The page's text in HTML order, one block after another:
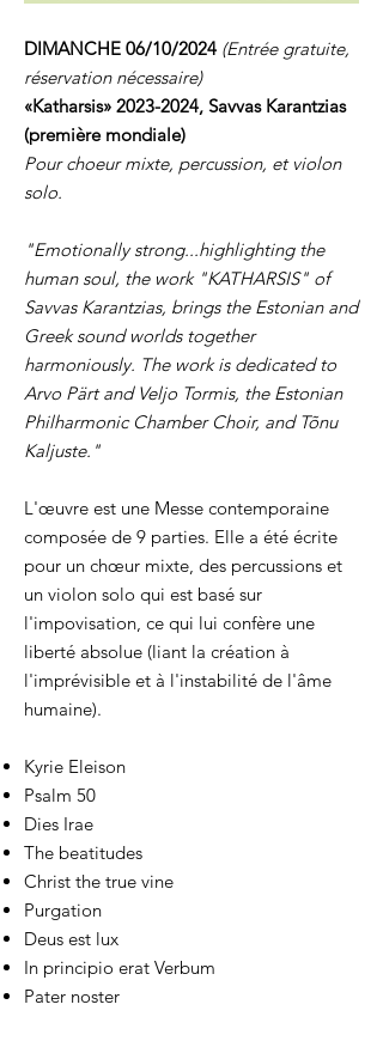
DIMANCHE 06/10/2024 (Entrée gratuite,
réservation nécessaire)
«Katharsis» 2023-2024, Savvas Karantzias
(première mondiale)
Pour choeur mixte, percussion, et violon
solo.
"Emotionally strong...highlighting the
human soul, the work "KATHARSIS" of
Savvas Karantzias, brings the Estonian and
Greek sound worlds together
harmoniously. The work is dedicated to
Arvo Pärt and Veljo Tormis, the Estonian
Philharmonic Chamber Choir, and Tõnu
Kaljuste."
L'œuvre est une Messe contemporaine
composée de 9 parties. Elle a été écrite
pour un chœur mixte, des percussions et
un violon solo qui est basé sur
l'impovisation, ce qui lui confère une
liberté absolue (liant la création à
l'imprévisible et à l'instabilité de l'âme
humaine).
Kyrie Eleison
Psalm 50
Dies Irae
The beatitudes
Christ the true vine
Purgation
Deus est lux
In principio erat Verbum
Pater noster